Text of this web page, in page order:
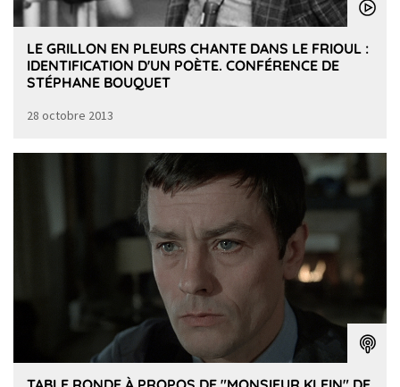
LE GRILLON EN PLEURS CHANTE DANS LE FRIOUL :
IDENTIFICATION D'UN POÈTE. CONFÉRENCE DE
STÉPHANE BOUQUET
28 octobre 2013